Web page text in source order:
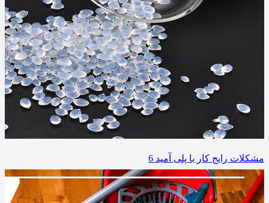
مشکلات رایج کار با پلی آمید 6